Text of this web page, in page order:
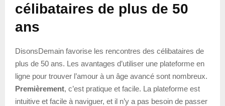
célibataires de plus de 50
ans
DisonsDemain favorise les rencontres des célibataires de
plus de 50 ans. Les avantages d’utiliser une plateforme en
ligne pour trouver l’amour à un âge avancé sont nombreux.
Premièrement, c’est pratique et facile. La plateforme est
intuitive et facile à naviguer, et il n’y a pas besoin de passer